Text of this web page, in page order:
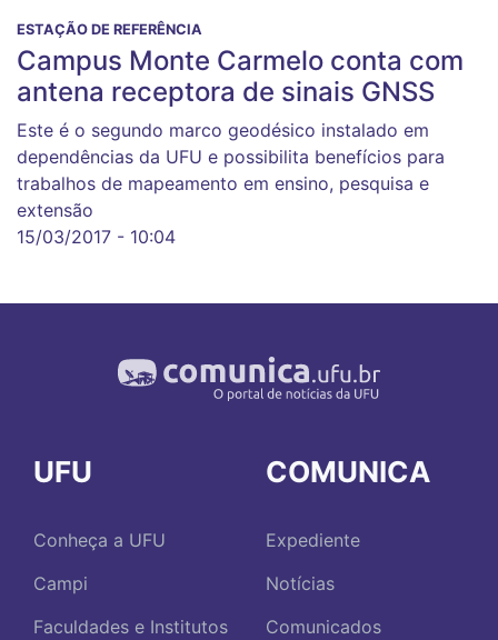
ESTAÇÃO DE REFERÊNCIA
Campus Monte Carmelo conta com
antena receptora de sinais GNSS
Este é o segundo marco geodésico instalado em
dependências da UFU e possibilita benefícios para
trabalhos de mapeamento em ensino, pesquisa e
extensão
15/03/2017 - 10:04
UFU
Conheça a UFU
Campi
Faculdades e Institutos
COMUNICA
Expediente
Notícias
Comunicados